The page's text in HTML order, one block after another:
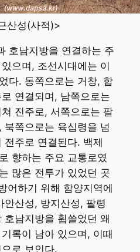
산성(사적)>
호남지방을 연결하는 주
으며, 조선시대에는 이
다. 동쪽으로는 거창, 합
연결되며, 남쪽으로는
진주로, 서쪽으로는 팔
쪽으로는 육십령을 넘
주로 연결된다. 백제
향하는 주요 교통로였
많은 전투가 있었던 곳
어하기 위해 함양지역에
산성, 방지산성, 팔령
남지방을 휩쓸었던 왜
록이 남아 있으며, 이때
로 보인다.